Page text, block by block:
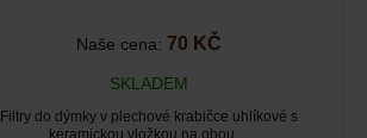
Naše cena: 70 KČ
SKLADEM
Filtry do dýmky v plechové krabičce uhlíkové s
keramickou vložkou na obou…